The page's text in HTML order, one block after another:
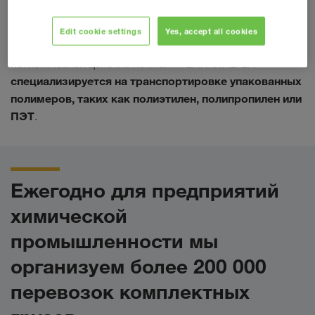
– очень сложная. Она начинается с обработки сырья и
заканчивается готовым продуктом. В этой
специализируется на транспортировке упакованных
полимеров, таких как полиэтилен, полипропилен или
ПЭТ.
Ежегодно для предприятий
химической
промышленности мы
организуем более 200 000
перевозок комплектных
Edit cookie settings Yes, accept all cookies